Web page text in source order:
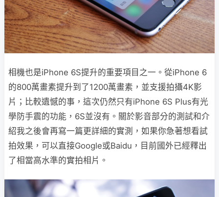
相機也是iPhone 6S提升的重要項目之一。從iPhone 6
的800萬畫素提升到了1200萬畫素，並支援拍攝4K影
片；比較遺憾的事，這次仍然只有iPhone 6S Plus有光
學防手震的功能，6S並沒有。關於影音部分的測試和介
紹我之後會再寫一篇更詳細的實測，如果你急著想看試
拍效果，可以直接Google或Baidu，目前國外已經釋出
了相當高水準的實拍相片。